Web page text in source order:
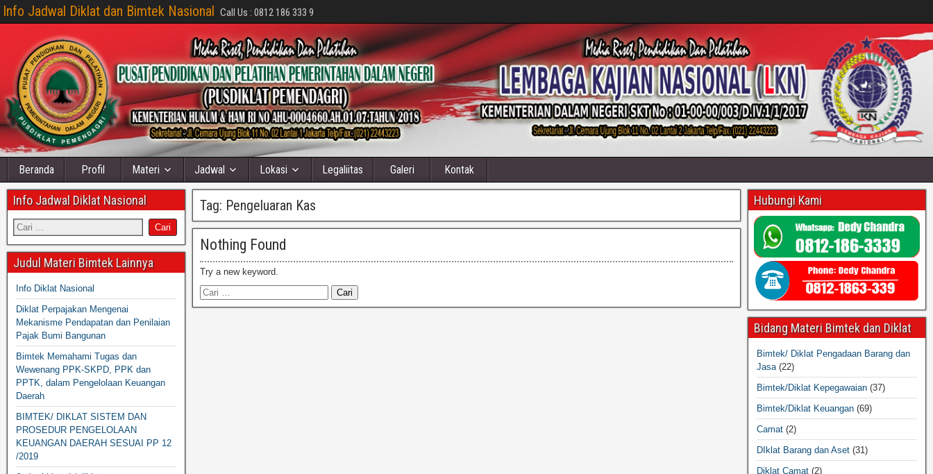
Info Jadwal Diklat dan Bimtek Nasional Call Us : 0812 186 333 9
Beranda Profil Materi Jadwal Lokasi Legaliitas Galeri Kontak
Tag: Pengeluaran Kas
Nothing Found
Try a new keyword.
Info Jadwal Diklat Nasional
Judul Materi Bimtek Lainnya
Info Diklat Nasional
Diklat Perpajakan Mengenai
Mekanisme Pendapatan dan Penilaian
Pajak Bumi Bangunan
Bimtek Memahami Tugas dan
Wewenang PPK-SKPD, PPK dan
PPTK, dalam Pengelolaan Keuangan
Daerah
BIMTEK/ DIKLAT SISTEM DAN
PROSEDUR PENGELOLAAN
KEUANGAN DAERAH SESUAI PP 12
/2019
Hubungi Kami
Bidang Materi Bimtek dan Diklat
Bimtek/ Diklat Pengadaan Barang dan
Jasa(22)
Bimtek/Diklat Kepegawaian (37)
Bimtek/Diklat Keuangan (69)
Camat (2)
DIklat Barang dan Aset (31)
Diklat Camat (2)